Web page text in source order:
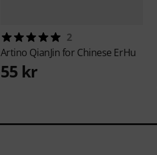
2
Artino QianJin for Chinese ErHu
55 kr